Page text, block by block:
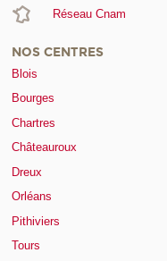
Réseau Cnam
NOS CENTRES
Blois
Bourges
Chartres
Châteauroux
Dreux
Orléans
Pithiviers
Tours